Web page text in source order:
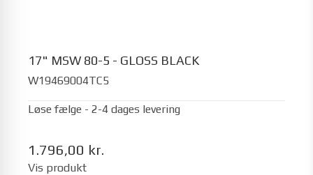
17" MSW 80-5 - GLOSS BLACK
W19469004TC5
Løse fælge - 2-4 dages levering
1.796,00 kr.
Vis produkt